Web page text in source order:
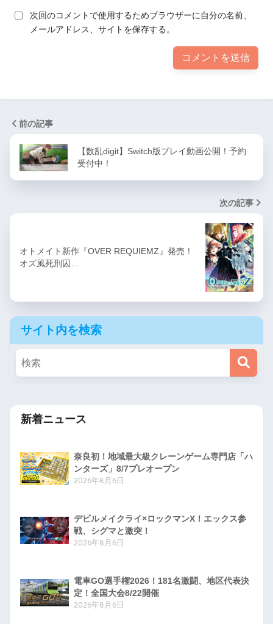
次回のコメントで使用するためブラウザーに自分の名前、
メールアドレス、サイトを保存する。
前の記事
【数乱digit】Switch版プレイ動画公開！予約
受付中！
次の記事
オトメイト新作『OVER REQUIEMZ』発売！
オズ風死刑囚…
サイト内を検索
新着ニュース
奈良初！地域最大級クレーンゲーム専門店「ハ
ンターズ」8/7プレオープン
2026年8月6日
デビルメイクライ×ロックマンX！エックス参
戦、シグマと激突！
2026年8月6日
電車GO選手権2026！181名激闘、地区代表決
定！全国大会8/22開催
2026年8月6日